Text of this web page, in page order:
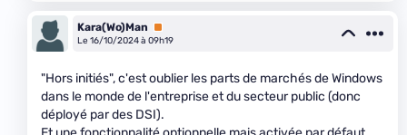
Kara(Wo)Man
Premium
Le 16/10/2024 à 09h19
"Hors initiés", c'est oublier les parts de marchés de Windows
dans le monde de l'entreprise et du secteur public (donc
déployé par des DSI).